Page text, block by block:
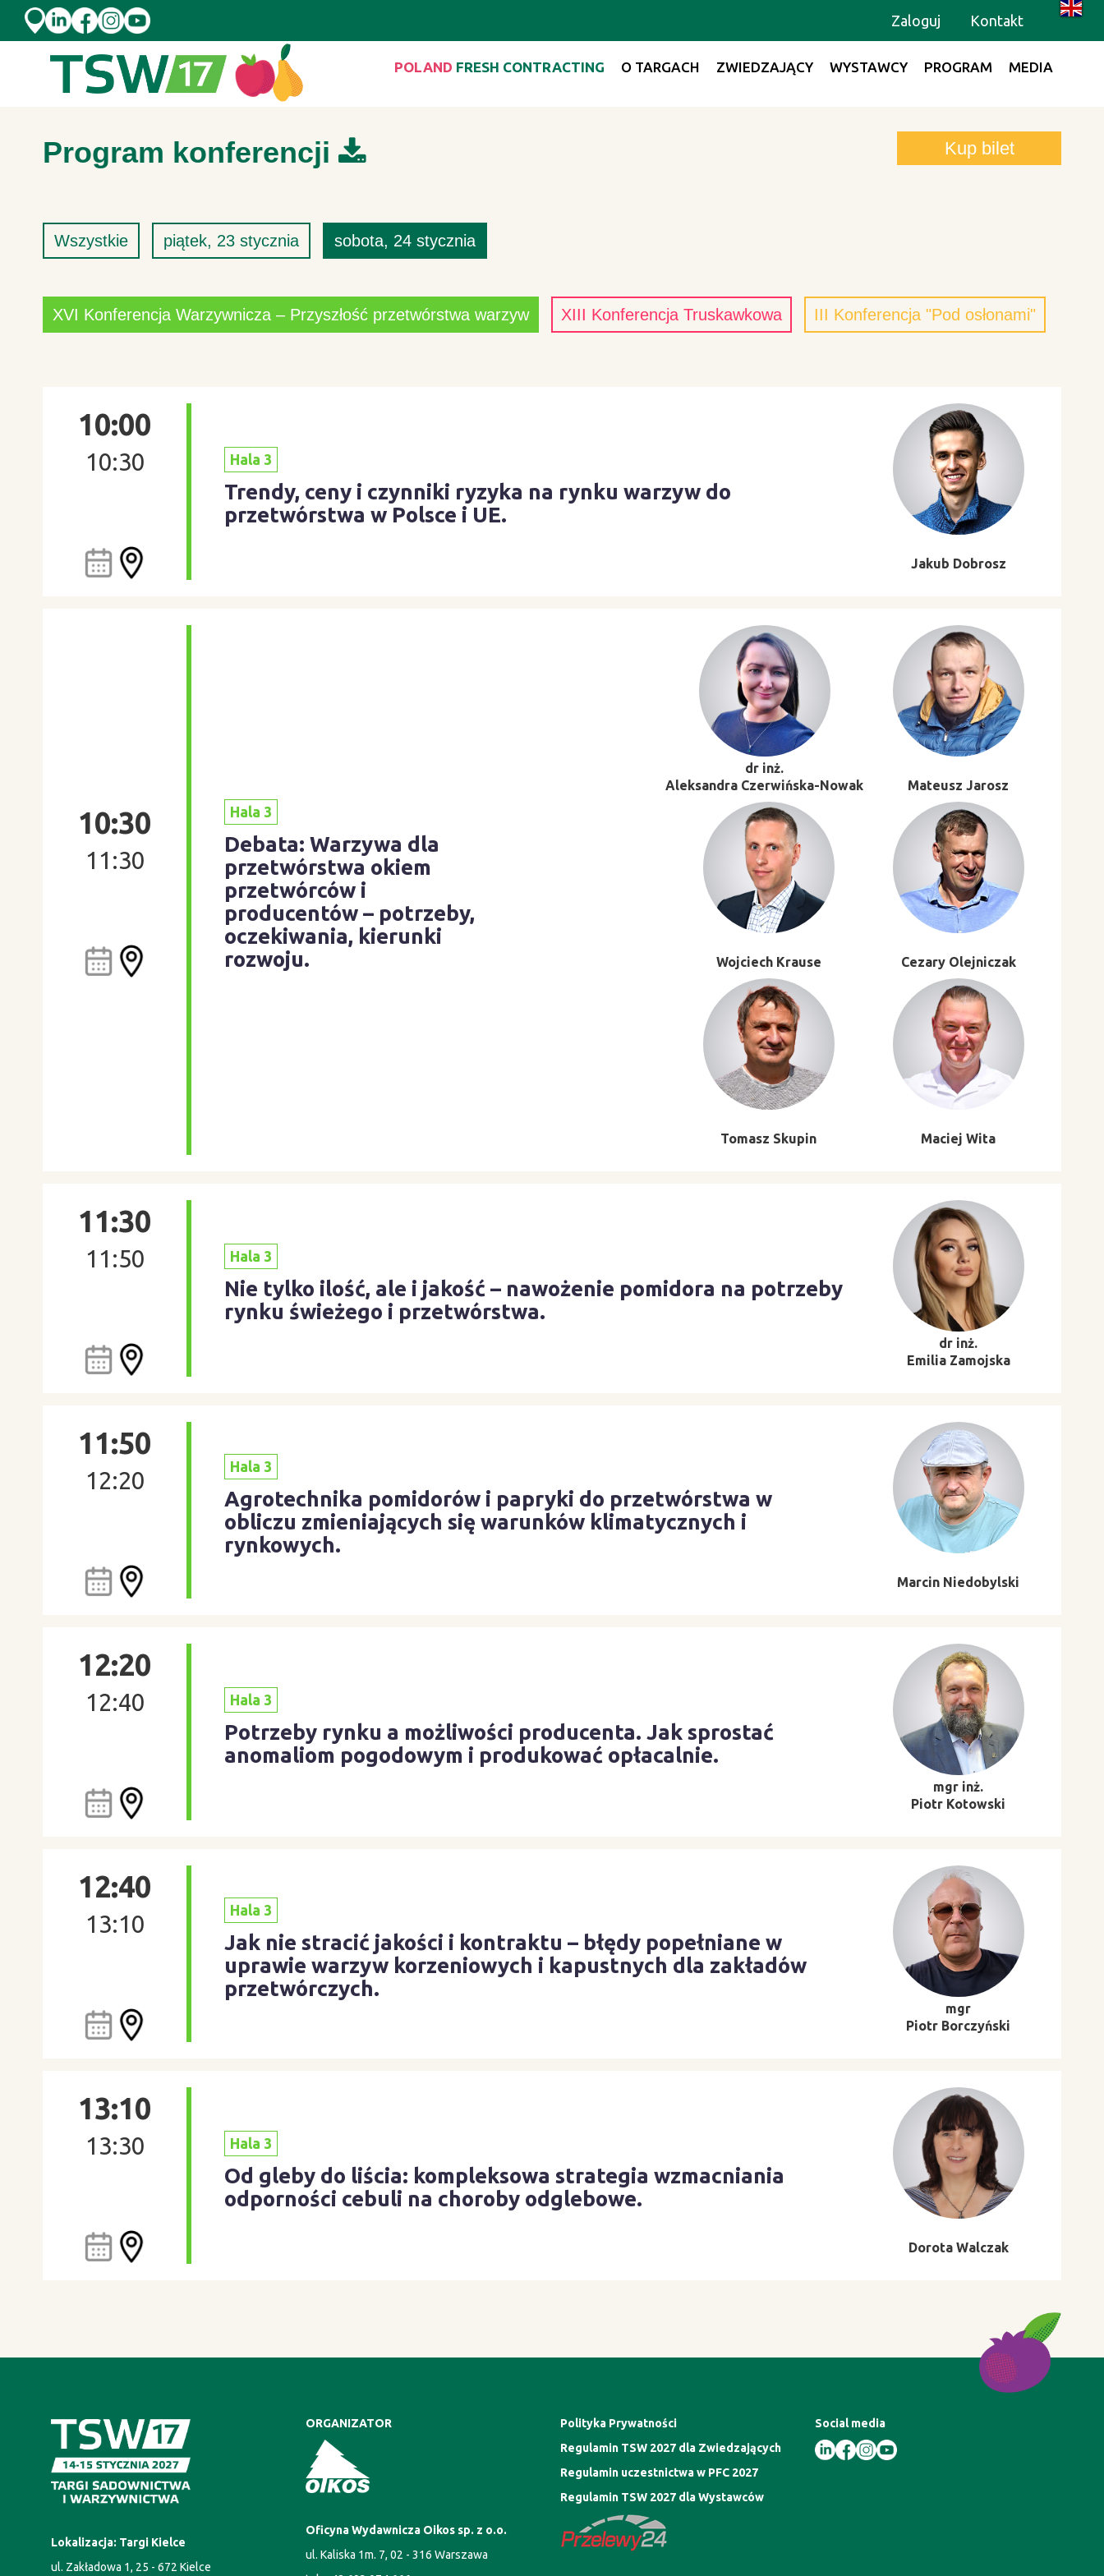
Skip to content
Zaloguj Kontakt
POLAND FRESH CONTRACTING O TARGACH ZWIEDZAJĄCY WYSTAWCY PROGRAM MEDIA
Program konferencji Kup bilet
piątek 23 stycznia sobota 24 stycznia
Wszystkie
XVI Konferencja Warzywnicza – Przyszłość przetwórstwa warzyw XIII Konferencja Truskawkowa III Konferencja "Pod osłonami"
10:00
10:30 Hala 3
Trendy, ceny i czynniki ryzyka na rynku warzyw do
przetwórstwa w Polsce i UE.
Jakub Dobrosz
10:30
11:30
Hala 3
Debata: Warzywa dla
przetwórstwa okiem
przetwórców i
producentów – potrzeby,
oczekiwania, kierunki
rozwoju.
dr inż.
Aleksandra Czerwińska-Nowak
Mateusz Jarosz
Wojciech Krause Cezary Olejniczak
Tomasz Skupin Maciej Wita
11:30
11:50 Hala 3
Nie tylko ilość, ale i jakość – nawożenie pomidora na potrzeby
rynku świeżego i przetwórstwa.
dr inż.
Emilia Zamojska
11:50
12:20
Hala 3
Agrotechnika pomidorów i papryki do przetwórstwa w
obliczu zmieniających się warunków klimatycznych i
rynkowych.
Marcin Niedobylski
12:20
12:40 Hala 3
Potrzeby rynku a możliwości producenta. Jak sprostać
anomaliom pogodowym i produkować opłacalnie.
mgr inż.
Piotr Kotowski
12:40
13:10
Hala 3
Jak nie stracić jakości i kontraktu – błędy popełniane w
uprawie warzyw korzeniowych i kapustnych dla zakładów
przetwórczych.
mgr
Piotr Borczyński
13:10
13:30 Hala 3
Od gleby do liścia: kompleksowa strategia wzmacniania
odporności cebuli na choroby odglebowe.
Dorota Walczak
Lokalizacja: Targi Kielce
ul. Zakładowa 1, 25 - 672 Kielce
ORGANIZATOR
Oficyna Wydawnicza Oikos sp. z o.o.
ul. Kaliska 1m. 7, 02 - 316 Warszawa
Polityka Prywatności
Regulamin TSW 2027 dla Zwiedzających
Regulamin uczestnictwa w PFC 2027
Regulamin TSW 2027 dla Wystawców
Social media